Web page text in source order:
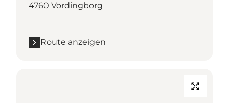
4760 Vordingborg
Route anzeigen